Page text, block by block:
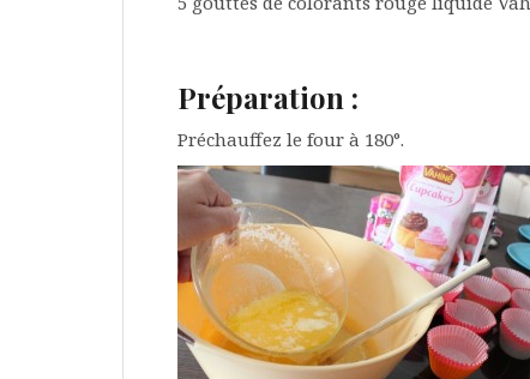
Préparation :
Préchauffez le four à 180°.